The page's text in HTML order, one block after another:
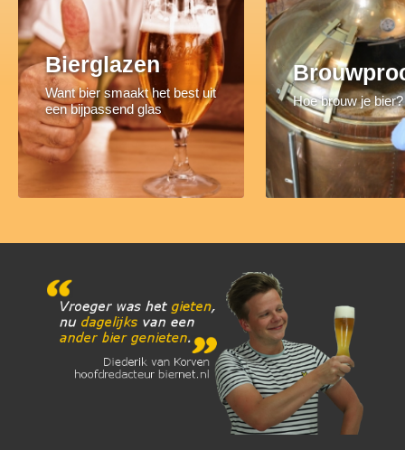
Bierglazen
Want bier smaakt het best uit
een bijpassend glas
Hoe brouw je bier?